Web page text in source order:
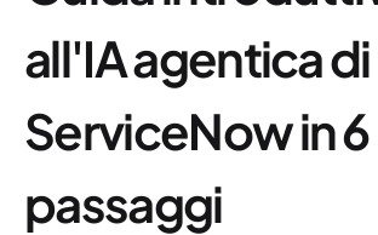
all'IA agentica di
ServiceNow in 6
passaggi